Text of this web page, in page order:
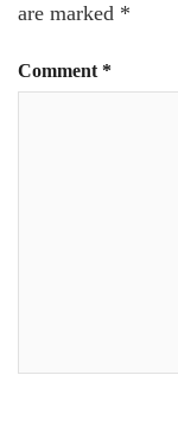
are marked *
Comment *